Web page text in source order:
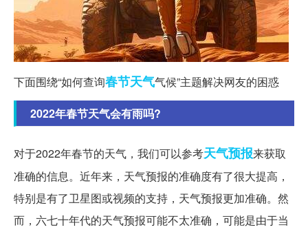
下面围绕“如何查询春节天气气候”主题解决网友的困惑
2022年春节天气会有雨吗?
对于2022年春节的天气，我们可以参考天气预报来获取
准确的信息。近年来，天气预报的准确度有了很大提高，
特别是有了卫星图或视频的支持，天气预报更加准确。然
而，六七十年代的天气预报可能不太准确，可能是由于当